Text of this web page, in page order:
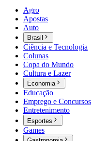
Agro
Apostas
Auto
Brasil
Ciência e Tecnologia
Colunas
Copa do Mundo
Cultura e Lazer
Economia
Educação
Emprego e Concursos
Entretenimento
Esportes
Games